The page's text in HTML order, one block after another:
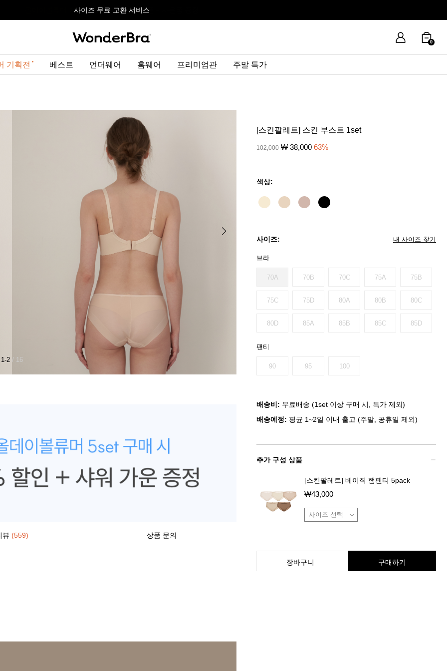
사이즈 무료 교환 서비스
올데이볼류머 기획전최대 10% 할인 쿠폰 + 사은품 증정
사이즈 무료 교환 서비스
올데이볼류머 기획전
0
기획전 베스트 언더웨어 홈웨어 프리미엄관 주말 특가
1-2 / 16
뷰 (559) 상품 문의
[스킨팔레트] 스킨 부스트 1set
102,000 ₩ 38,000 63%
색상:
사이즈: 내 사이즈 찾기
브라
70A 70B 70C 75A 75B
75C 75D 80A 80B 80C
80D 85A 85B 85C 85D
팬티
90 95 100
배송비: 무료배송 (1set 이상 구매 시, 특가 제외)
배송예정: 평균 1~2일 이내 출고 (주말, 공휴일 제외)
추가 구성 상품
[스킨팔레트] 베이직 햄팬티 5pack
₩43,000
장바구니 구매하기